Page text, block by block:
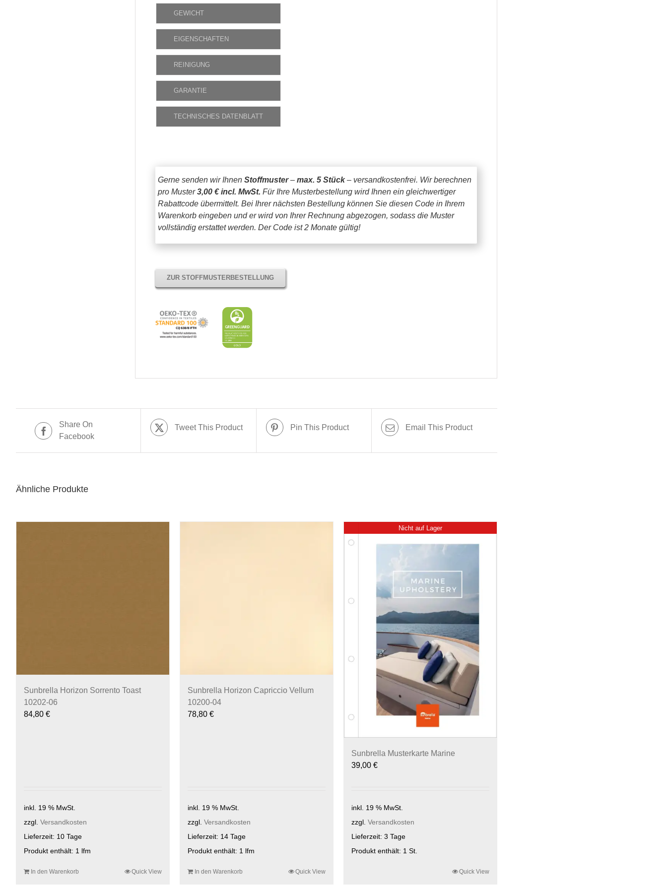
GEWICHT
EIGENSCHAFTEN
REINIGUNG
GARANTIE
TECHNISCHES DATENBLATT
Gerne senden wir Ihnen Stoffmuster– max. 5 Stück– versandkostenfrei. Wir berechnen
pro Muster3,00 € incl. MwSt. Für Ihre Musterbestellung wird Ihnen ein gleichwertiger
Rabattcode übermittelt. Bei Ihrer nächsten Bestellung können Sie diesen Code in Ihrem
Warenkorb eingeben und er wird von Ihrer Rechnung abgezogen, sodass die Muster
vollständig erstattet werden. Der Code ist 2 Monate gültig!
ZUR STOFFMUSTERBESTELLUNG
Share On
Facebook
Tweet This Product Pin This Product Email This Product
Ähnliche Produkte
Sunbrella Horizon Sorrento Toast
10202-06
84,80 €
inkl. 19 % MwSt.
zzgl. Versandkosten
Lieferzeit: 10 Tage
Produkt enthält: 1 lfm
In den Warenkorb Quick View
Sunbrella Horizon Capriccio Vellum
10200-04
78,80 €
inkl. 19 % MwSt.
zzgl. Versandkosten
Lieferzeit: 14 Tage
Produkt enthält: 1 lfm
In den Warenkorb Quick View
Nicht auf Lager
Sunbrella Musterkarte Marine
39,00 €
inkl. 19 % MwSt.
zzgl. Versandkosten
Lieferzeit: 3 Tage
Produkt enthält: 1 St.
Quick View